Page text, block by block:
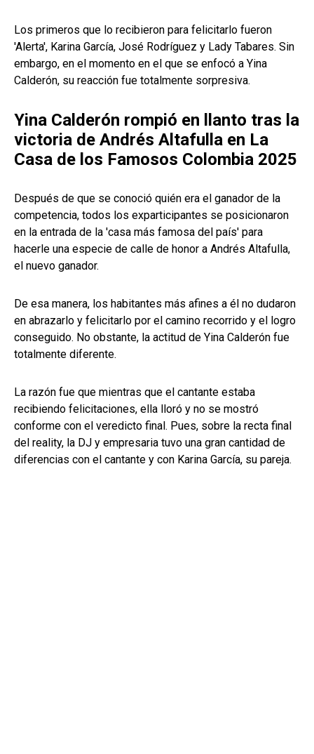
Los primeros que lo recibieron para felicitarlo fueron
'Alerta', Karina García, José Rodríguez y Lady Tabares. Sin
embargo, en el momento en el que se enfocó a Yina
Calderón, su reacción fue totalmente sorpresiva.
Yina Calderón rompió en llanto tras la
victoria de Andrés Altafulla en La
Casa de los Famosos Colombia 2025
Después de que se conoció quién era el ganador de la
competencia, todos los exparticipantes se posicionaron
en la entrada de la 'casa más famosa del país' para
hacerle una especie de calle de honor a Andrés Altafulla,
el nuevo ganador.
De esa manera, los habitantes más afines a él no dudaron
en abrazarlo y felicitarlo por el camino recorrido y el logro
conseguido. No obstante, la actitud de Yina Calderón fue
totalmente diferente.
La razón fue que mientras que el cantante estaba
recibiendo felicitaciones, ella lloró y no se mostró
conforme con el veredicto final. Pues, sobre la recta final
del reality, la DJ y empresaria tuvo una gran cantidad de
diferencias con el cantante y con Karina García, su pareja.